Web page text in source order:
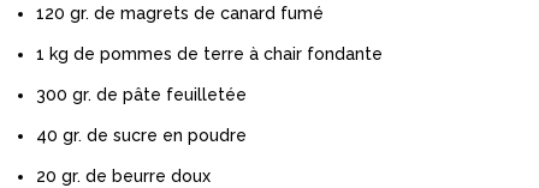
120 gr. de magrets de canard fumé
1 kg de pommes de terre à chair fondante
300 gr. de pâte feuilletée
40 gr. de sucre en poudre
20 gr. de beurre doux